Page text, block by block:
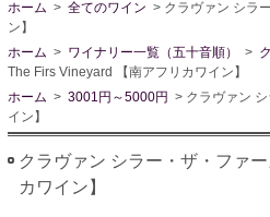
ホーム > 全てのワイン > クラヴァン シラ
ン】
ホーム > ワイナリー一覧（五十音順） >
The Firs Vineyard 【南アフリカワイン】
ホーム > 3001円～5000円 > クラヴァン
イン】
クラヴァン シラー・ザ・ファ
カワイン】